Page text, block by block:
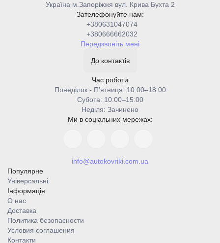
Україна м.Запоріжжя вул. Крива Бухта 2
Зателефонуйте нам:
+380631047074
+380666662032
Передзвоніть мені
До контактів
Час роботи
Понеділок - Пʼятниця: 10:00–18:00
Cубота: 10:00–15:00
Неділя: Зачинено
Ми в соціальних мережах:
info@autokovriki.com.ua
Популярне
Універсальні
Інформація
О нас
Доставка
Политика безопасности
Условия соглашения
Контакти